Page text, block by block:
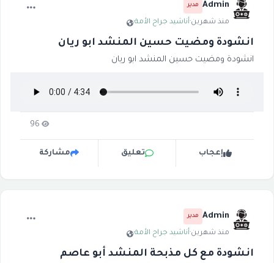
Admin مدير
منذ شهرين·أناشيد جراح الأمة·
انشودة ومضيت حسين المنشد ابو ريان
انشودة ومضيت حسين المنشد ابو ريان
96
إعجاب تعليق مشاركة
Admin مدير
منذ شهرين·أناشيد جراح الأمة·
انشودة مع كل مذبحة المنشد أبو عاصم